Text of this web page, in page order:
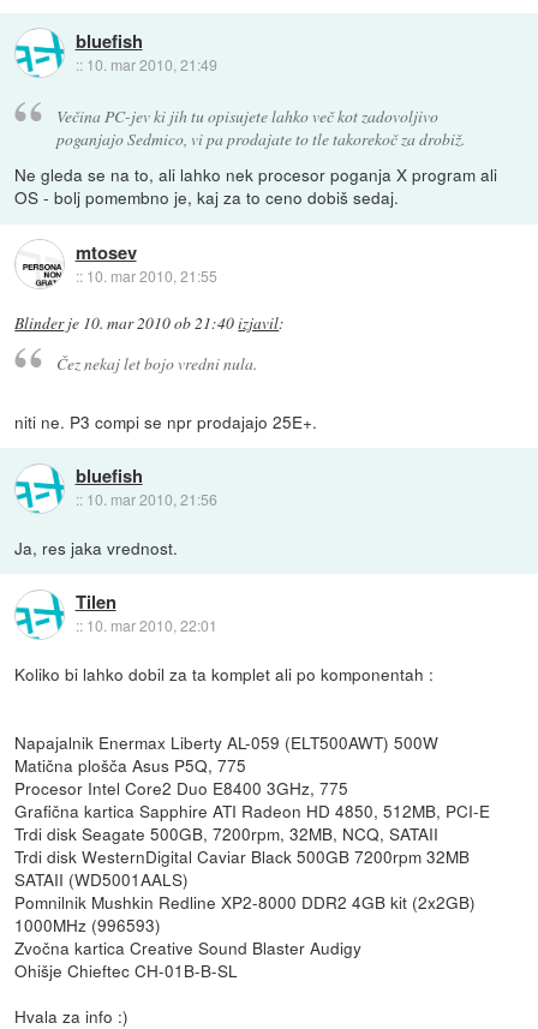
bluefish
:: 10. mar 2010, 21:49
Večina PC-jev ki jih tu opisujete lahko več kot zadovoljivo
poganjajo Sedmico, vi pa prodajate to tle takorekoč za drobiž.
Ne gleda se na to, ali lahko nek procesor poganja X program ali
OS - bolj pomembno je, kaj za to ceno dobiš sedaj.
mtosev
:: 10. mar 2010, 21:55
Blinderje 10. mar 2010 ob 21:40izjavil:
Čez nekaj let bojo vredni nula.
niti ne. P3 compi se npr prodajajo 25E+.
bluefish
:: 10. mar 2010, 21:56
Ja, res jaka vrednost.
Tilen
:: 10. mar 2010, 22:01
Koliko bi lahko dobil za ta komplet ali po komponentah :
Napajalnik Enermax Liberty AL-059 (ELT500AWT) 500W
Matična plošča Asus P5Q, 775
Procesor Intel Core2 Duo E8400 3GHz, 775
Grafična kartica Sapphire ATI Radeon HD 4850, 512MB, PCI-E
Trdi disk Seagate 500GB, 7200rpm, 32MB, NCQ, SATAII
Trdi disk WesternDigital Caviar Black 500GB 7200rpm 32MB
SATAII (WD5001AALS)
Pomnilnik Mushkin Redline XP2-8000 DDR2 4GB kit (2x2GB)
1000MHz (996593)
Zvočna kartica Creative Sound Blaster Audigy
Ohišje Chieftec CH-01B-B-SL
Hvala za info :)